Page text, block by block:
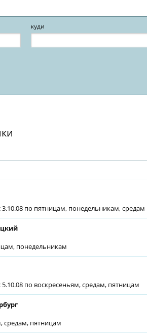
куди
3.10.08 по пятницам, понедельникам, средам
понедельникам
5.10.08 по воскресеньям, средам, пятницам
средам, пятницам